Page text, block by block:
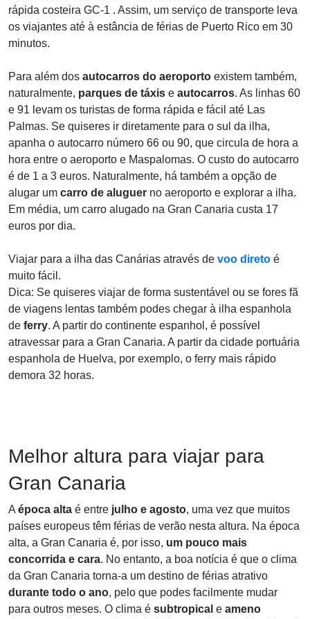
rápida costeira GC-1 . Assim, um serviço de transporte leva
os viajantes até à estância de férias de Puerto Rico em 30
minutos.
Para além dos autocarros do aeroporto existem também,
naturalmente, parques de táxis e autocarros. As linhas 60
e 91 levam os turistas de forma rápida e fácil até Las
Palmas. Se quiseres ir diretamente para o sul da ilha,
apanha o autocarro número 66 ou 90, que circula de hora a
hora entre o aeroporto e Maspalomas. O custo do autocarro
é de 1 a 3 euros. Naturalmente, há também a opção de
alugar um carro de aluguer no aeroporto e explorar a ilha.
Em média, um carro alugado na Gran Canaria custa 17
euros por dia.
Viajar para a ilha das Canárias através de voo direto é
muito fácil.
Dica: Se quiseres viajar de forma sustentável ou se fores fã
de viagens lentas também podes chegar à ilha espanhola
de ferry. A partir do continente espanhol, é possível
atravessar para a Gran Canaria. A partir da cidade portuária
espanhola de Huelva, por exemplo, o ferry mais rápido
demora 32 horas.
Melhor altura para viajar para
Gran Canaria
A época alta é entre julho e agosto, uma vez que muitos
países europeus têm férias de verão nesta altura. Na época
alta, a Gran Canaria é, por isso, um pouco mais
concorrida e cara. No entanto, a boa notícia é que o clima
da Gran Canaria torna-a um destino de férias atrativo
durante todo o ano, pelo que podes facilmente mudar
para outros meses. O clima é subtropical e ameno